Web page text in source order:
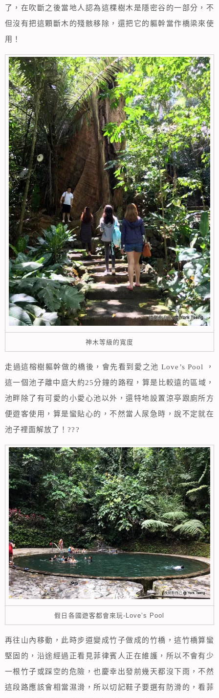
了，在吹斷之後當地人認為這棵樹木是隱密谷的一部分，不
但沒有把這顆斷木的殘骸移除，還把它的軀幹當作橋梁來使
用！
神木等級的寬度
走過這榕樹軀幹做的橋後，會先看到愛之池 Love’s Pool ，
這一個池子離中庭大約25分鐘的路程，算是比較遠的區域，
池畔除了有可愛的小愛心池以外，還特地設置涼亭跟廁所方
便遊客使用，算是蠻貼心的，不然當人尿急時，說不定就在
池子裡面解放了！???
假日各國遊客都會來玩-Love’s Pool
再往山內移動，此時步道變成竹子做成的竹橋，這竹橋算蠻
堅固的，沿途經過正看見菲律賓人正在維護，所以不會有少
一根竹子或踩空的危險，也慶幸出發前幾天都沒下雨，不然
這段路應該會相當濕滑，所以切記鞋子要選有防滑的，看菲